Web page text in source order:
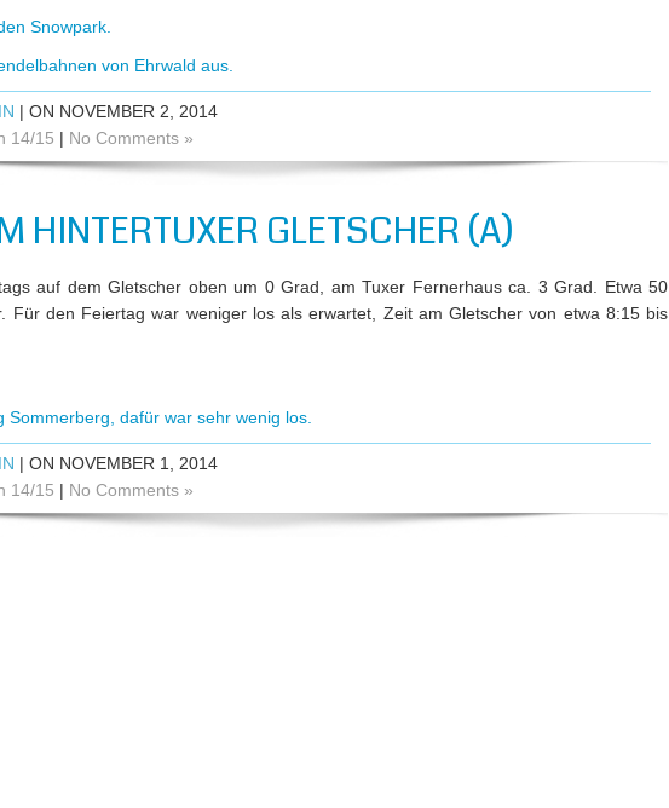
Snowpark.
von Ehrwald aus.
| ON NOVEMBER 2, 2014
14/15 | No Comments »
HINTERTUXER GLETSCHER (A)
auf dem Gletscher oben um 0 Grad, am Tuxer Fernerhaus ca. 3 Grad. Etwa 50
Für den Feiertag war weniger los als erwartet, Zeit am Gletscher von etwa 8:15 bis
Sommerberg, dafür war sehr wenig los.
| ON NOVEMBER 1, 2014
14/15 | No Comments »